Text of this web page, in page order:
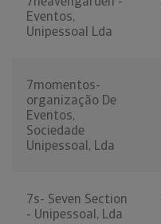
Eventos,
Unipessoal Lda
7momentos-
organização De
Eventos,
Sociedade
Unipessoal, Lda
7s- Seven Section
- Unipessoal, Lda